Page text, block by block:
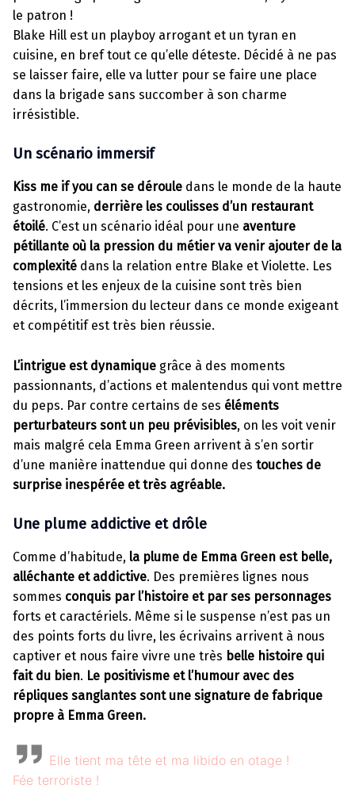
le patron !
Blake Hill est un playboy arrogant et un tyran en
cuisine, en bref tout ce qu’elle déteste. Décidé à ne pas
se laisser faire, elle va lutter pour se faire une place
dans la brigade sans succomber à son charme
irrésistible.
Un scénario immersif
Kiss me if you can se déroule dans le monde de la haute
gastronomie, derrière les coulisses d’un restaurant
étoilé. C’est un scénario idéal pour une aventure
pétillante où la pression du métier va venir ajouter de la
complexité dans la relation entre Blake et Violette. Les
tensions et les enjeux de la cuisine sont très bien
décrits, l’immersion du lecteur dans ce monde exigeant
et compétitif est très bien réussie.
L’intrigue est dynamique grâce à des moments
passionnants, d’actions et malentendus qui vont mettre
du peps. Par contre certains de ses éléments
perturbateurs sont un peu prévisibles, on les voit venir
mais malgré cela Emma Green arrivent à s’en sortir
d’une manière inattendue qui donne des touches de
surprise inespérée et très agréable.
Une plume addictive et drôle
Comme d’habitude, la plume de Emma Green est belle,
alléchante et addictive. Des premières lignes nous
sommes conquis par l’histoire et par ses personnages
forts et caractériels. Même si le suspense n’est pas un
des points forts du livre, les écrivains arrivent à nous
captiver et nous faire vivre une très belle histoire qui
fait du bien. Le positivisme et l’humour avec des
répliques sanglantes sont une signature de fabrique
propre à Emma Green.
Elle tient ma tête et ma libido en otage !
Fée terroriste !